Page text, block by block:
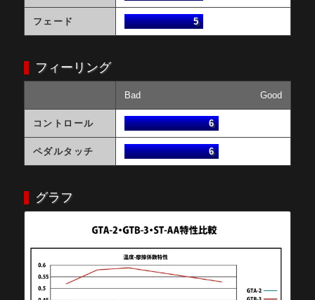
フェード 5
フィーリング
Bad Good
コントロール 6
ペダルタッチ 6
グラフ